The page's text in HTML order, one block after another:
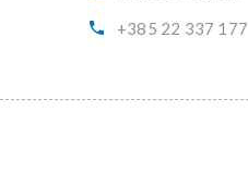
+385 22 337 177